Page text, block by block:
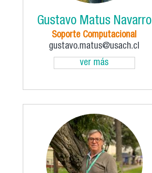
Gustavo Matus Navarro
Soporte Computacional
gustavo.matus@usach.cl
ver más